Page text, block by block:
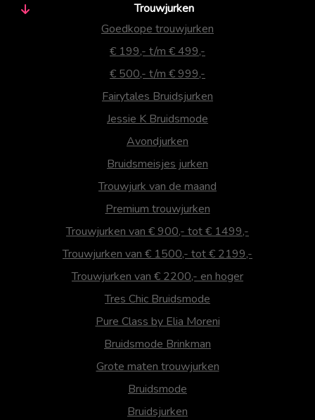
Trouwjurken
Goedkope trouwjurken
€ 199,- t/m € 499,-
€ 500,- t/m € 999,-
Fairytales Bruidsjurken
Jessie K Bruidsmode
Avondjurken
Bruidsmeisjes jurken
Trouwjurk van de maand
Premium trouwjurken
Trouwjurken van € 900,- tot € 1499,-
Trouwjurken van € 1500,- tot € 2199,-
Trouwjurken van € 2200,- en hoger
Tres Chic Bruidsmode
Pure Class by Elia Moreni
Bruidsmode Brinkman
Grote maten trouwjurken
Bruidsmode
Bruidsjurken